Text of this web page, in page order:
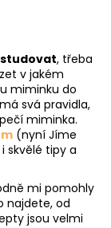
, třeba
v jakém
miminku do
svá pravidla,
miminka.
(nyní Jíme
skvělé tipy a
mi pomohly
najdete, od
jsou velmi